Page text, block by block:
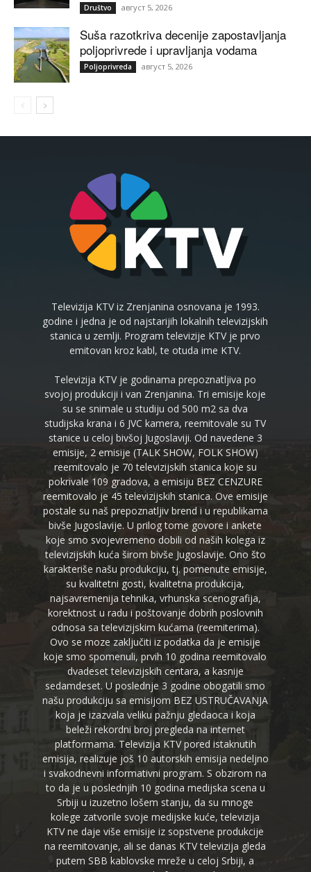
Društvo август 5, 2026
Suša razotkriva decenije zapostavljanja
poljoprivrede i upravljanja vodama
Poljoprivreda август 5, 2026
Televizija KTV iz Zrenjanina osnovana je 1993.
godine i jedna je od najstarijih lokalnih televizijskih
stanica u zemlji. Program televizije KTV je prvo
emitovan kroz kabl, te otuda ime KTV.
Televizija KTV je godinama prepoznatljiva po
svojoj produkciji i van Zrenjanina. Tri emisije koje
su se snimale u studiju od 500 m2 sa dva
studijska krana i 6 JVC kamera, reemitovale su TV
stanice u celoj bivšoj Jugoslaviji. Od navedene 3
emisije, 2 emisije (TALK SHOW, FOLK SHOW)
reemitovalo je 70 televizijskih stanica koje su
pokrivale 109 gradova, a emisiju BEZ CENZURE
reemitovalo je 45 televizijskih stanica. Ove emisije
postale su naš prepoznatljiv brend i u republikama
bivše Jugoslavije. U prilog tome govore i ankete
koje smo svojevremeno dobili od naših kolega iz
televizijskih kuća širom bivše Jugoslavije. Ono što
karakteriše našu produkciju, tj. pomenute emisije,
su kvalitetni gosti, kvalitetna produkcija,
najsavremenija tehnika, vrhunska scenografija,
korektnost u radu i poštovanje dobrih poslovnih
odnosa sa televizijskim kućama (reemiterima).
Ovo se moze zaključiti iz podatka da je emisije
koje smo spomenuli, prvih 10 godina reemitovalo
dvadeset televizijskih centara, a kasnije
sedamdeset. U poslednje 3 godine obogatili smo
našu produkciju sa emisijom BEZ USTRUČAVANJA
koja je izazvala veliku pažnju gledaoca i koja
beleži rekordni broj pregleda na internet
platformama. Televizija KTV pored istaknutih
emisija, realizuje još 10 autorskih emisija nedeljno
i svakodnevni informativni program. S obzirom na
to da je u poslednjih 10 godina medijska scena u
Srbiji u izuzetno lošem stanju, da su mnoge
kolege zatvorile svoje medijske kuće, televizija
KTV ne daje više emisije iz sopstvene produkcije
na reemitovanje, ali se danas KTV televizija gleda
putem SBB kablovske mreže u celoj Srbiji, a